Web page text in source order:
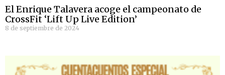
El Enrique Talavera acoge el campeonato de
CrossFit ‘Lift Up Live Edition’
8 de septiembre de 2024